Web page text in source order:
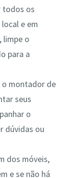
todos os
e em
limpe o
para a
o montador de
seus
o
dúvidas ou
dos móveis,
e se não há